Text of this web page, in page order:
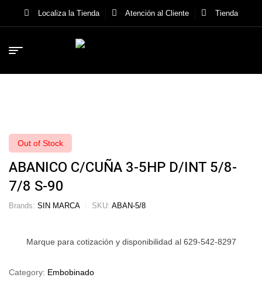
Localiza la Tienda Atención al Cliente Tienda
Out of Stock
ABANICO C/CUÑA 3-5HP D/INT 5/8-
7/8 S-90
Brands: SIN MARCA SKU: ABAN-5/8
Marque para cotización y disponibilidad al 629-542-8297
Category: Embobinado